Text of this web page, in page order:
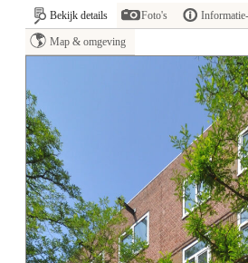
Bekijk details Foto's
Map & omgeving